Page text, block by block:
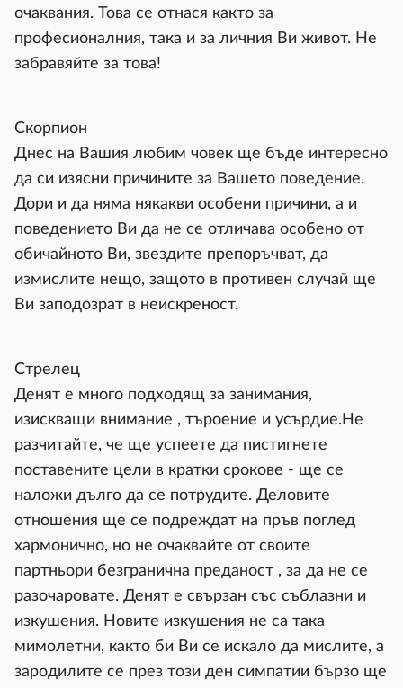
очаквания. Това се отнася както за
професионалния, така и за личния Ви живот. Не
забравяйте за това!
Скорпион
Днес на Вашия любим човек ще бъде интересно
да си изясни причините за Вашето поведение.
Дори и да няма някакви особени причини, а и
поведението Ви да не се отличава особено от
обичайното Ви, звездите препоръчват, да
измислите нещо, защото в противен случай ще
Ви заподозрат в неискреност.
Стрелец
Денят е много подходящ за занимания,
изискващи внимание , търоение и усърдие.Не
разчитайте, че ще успеете да пистигнете
поставените цели в кратки срокове - ще се
наложи дълго да се потрудите. Деловите
отношения ще се подреждат на пръв поглед
хармонично, но не очаквайте от своите
партньори безгранична преданост , за да не се
разочаровате. Денят е свързан със съблазни и
изкушения. Новите изкушения не са така
мимолетни, както би Ви се искало да мислите, а
зародилите се през този ден симпатии бързо ще